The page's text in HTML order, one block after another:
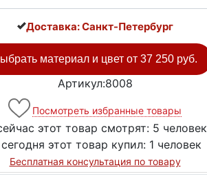
Доставка: Санкт-Петербург
материал и цвет от 37 250 руб.
Артикул:8008
Посмотреть избранные товары
этот товар смотрят: 5 человек
сегодня этот товар купил: 1 человек
Бесплатная консультация по товару